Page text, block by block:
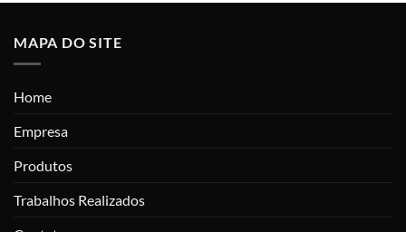
MAPA DO SITE
Home
Empresa
Produtos
Trabalhos Realizados